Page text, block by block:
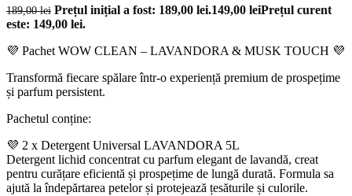
189,00lei Prețul inițial a fost: 189,00 lei.149,00 leiPrețul curent
este: 149,00 lei.
💜 Pachet WOW CLEAN – LAVANDORA & MUSK TOUCH 💜
Transformă fiecare spălare într-o experiență premium de prospețime
și parfum persistent.
Pachetul conține:
💜 2 x Detergent Universal LAVANDORA 5L
Detergent lichid concentrat cu parfum elegant de lavandă, creat
pentru curățare eficientă și prospețime de lungă durată. Formula sa
ajută la îndepărtarea petelor și protejează țesăturile și culorile.